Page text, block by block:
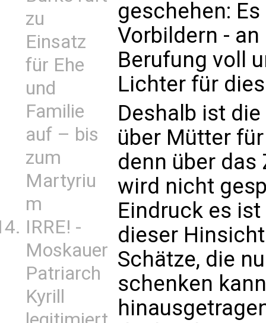
zu
Einsatz
für Ehe
und
Familie
auf – bis
zum
Martyriu
m
IRRE! -
Moskauer
Patriarch
Kyrill
geschehen:
Vorbildern -
Berufung voll
Lichter für
Deshalb ist
über Mütter
denn über
wird nicht
Eindruck es
dieser
Schätze, die
schenken